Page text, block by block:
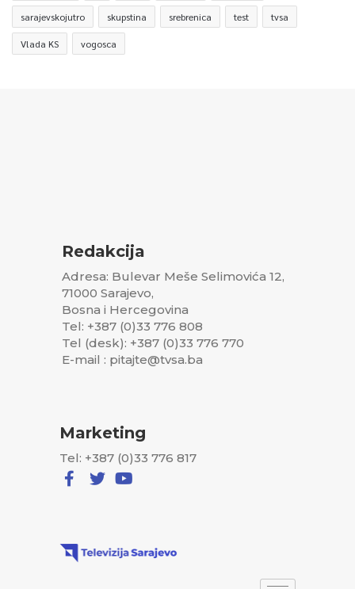
sarajevskojutro skupstina srebrenica test tvsa
Vlada KS vogosca
Redakcija
Adresa: Bulevar Meše Selimovića 12,
71000 Sarajevo,
Bosna i Hercegovina
Tel: +387 (0)33 776 808
Tel (desk): +387 (0)33 776 770
E-mail : pitajte@tvsa.ba
Marketing
Tel: +387 (0)33 776 817